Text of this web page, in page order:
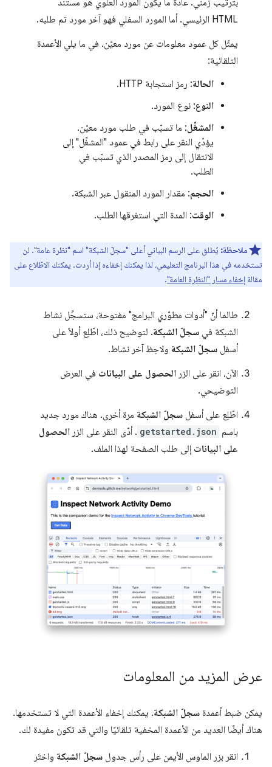
بترتيب زمني. عادةً ما يكون المورد العلوي هو مستند
HTML الرئيسي. أما المورد السفلي فهو آخر مورد تم طلبه.
يمثّل كل عمود معلومات عن مورد معيّن. في ما يلي الأعمدة
التلقائية:
الحالة: رمز استجابة HTTP.
النوع: نوع المورد.
المشغِّل: ما تسبّب في طلب مورد معيّن.
يؤدّي النقر على رابط في عمود "المشغِّل" إلى
الانتقال إلى رمز المصدر الذي تسبّب في
الطلب.
الحجم: مقدار المورد المنقول عبر الشبكة.
الوقت: المدة التي استغرقها الطلب.
ملاحظة: يُطلق على الرسم البياني أعلى "سجلّ الشبكة" اسم "نظرة عامة". لن
تستخدمه في هذا البرنامج التعليمي، لذا يمكنك إخفاءه إذا أردت. يمكنك الاطّلاع على
مقالة إخفاء مسار "النظرة العامة".
طالما أنّ "أدوات مطوّري البرامج" مفتوحة، ستسجِّل نشاط
الشبكة في سجلّ الشبكة. لتوضيح ذلك، اطّلِع أولاً على
أسفل سجلّ الشبكة ولاحِظ آخر نشاط.
الآن، انقر على الزر الحصول على البيانات في العرض
التوضيحي.
اطّلِع على أسفل سجلّ الشبكة مرة أخرى. هناك مورد جديد
باسم getstarted.json . أدّى النقر على الزر الحصول
على البيانات إلى طلب الصفحة لهذا الملف.
عرض المزيد من المعلومات
يمكن ضبط أعمدة سجلّ الشبكة. يمكنك إخفاء الأعمدة التي لا تستخدمها.
هناك أيضًا العديد من الأعمدة المخفية تلقائيًا والتي قد تكون مفيدة لك.
انقر بزر الماوس الأيمن على رأس جدول سجلّ الشبكة واختَر